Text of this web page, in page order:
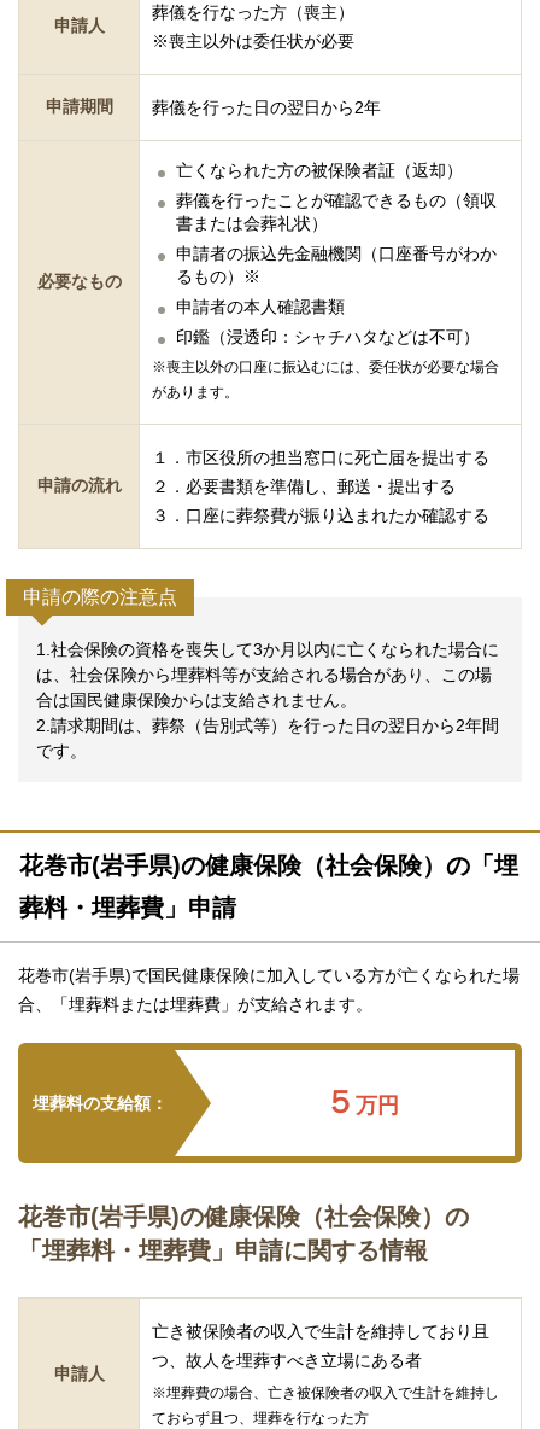
申請人
葬儀を行なった方（喪主）
※喪主以外は委任状が必要
申請期間 葬儀を行った日の翌日から2年
必要なもの
亡くなられた方の被保険者証（返却）
葬儀を行ったことが確認できるもの（領収
書または会葬礼状）
申請者の振込先金融機関（口座番号がわか
るもの）※
申請者の本人確認書類
印鑑（浸透印：シャチハタなどは不可）
※喪主以外の口座に振込むには、委任状が必要な場合
があります。
申請の流れ
１．市区役所の担当窓口に死亡届を提出する
２．必要書類を準備し、郵送・提出する
３．口座に葬祭費が振り込まれたか確認する
申請の際の注意点
1.社会保険の資格を喪失して3か月以内に亡くなられた場合に
は、社会保険から埋葬料等が支給される場合があり、この場
合は国民健康保険からは支給されません。
2.請求期間は、葬祭（告別式等）を行った日の翌日から2年間
です。
花巻市(岩手県)の健康保険（社会保険）の「埋
葬料・埋葬費」申請
花巻市(岩手県)で国民健康保険に加入している方が亡くなられた場
合、「埋葬料または埋葬費」が支給されます。
埋葬料の支給額： ５万円
花巻市(岩手県)の健康保険（社会保険）の
「埋葬料・埋葬費」申請に関する情報
申請人
亡き被保険者の収入で生計を維持しており且
つ、故人を埋葬すべき立場にある者
※埋葬費の場合、亡き被保険者の収入で生計を維持し
ておらず且つ、埋葬を行なった方